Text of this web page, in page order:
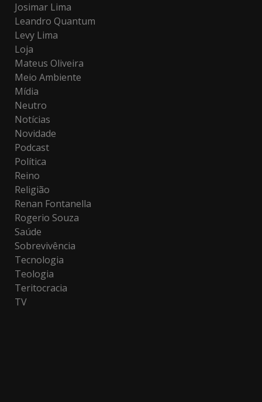
Josimar Lima
Leandro Quantum
Levy Lima
Loja
Mateus Oliveira
Meio Ambiente
Mídia
Neutro
Notícias
Novidade
Podcast
Política
Reino
Religião
Renan Fontanella
Rogerio Souza
Saúde
Sobrevivência
Tecnologia
Teologia
Teritocracia
TV